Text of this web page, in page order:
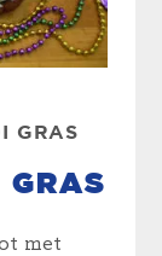
GRAS
GRAS
met